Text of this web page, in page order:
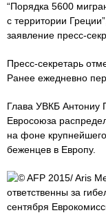
“Порядка 5600
с территории
заявление пресс-
Пресс-секретарь
Ранее ежедневно
Глава УВКБ Антониу
Евросоюза
на фоне
беженцев в Европу.
© AFP 2015/ Aris
ответственны за
сентября